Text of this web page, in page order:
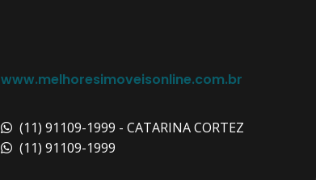
www.melhoresimoveisonline.com.br
(11) 91109-1999 - CATARINA CORTEZ
(11) 91109-1999